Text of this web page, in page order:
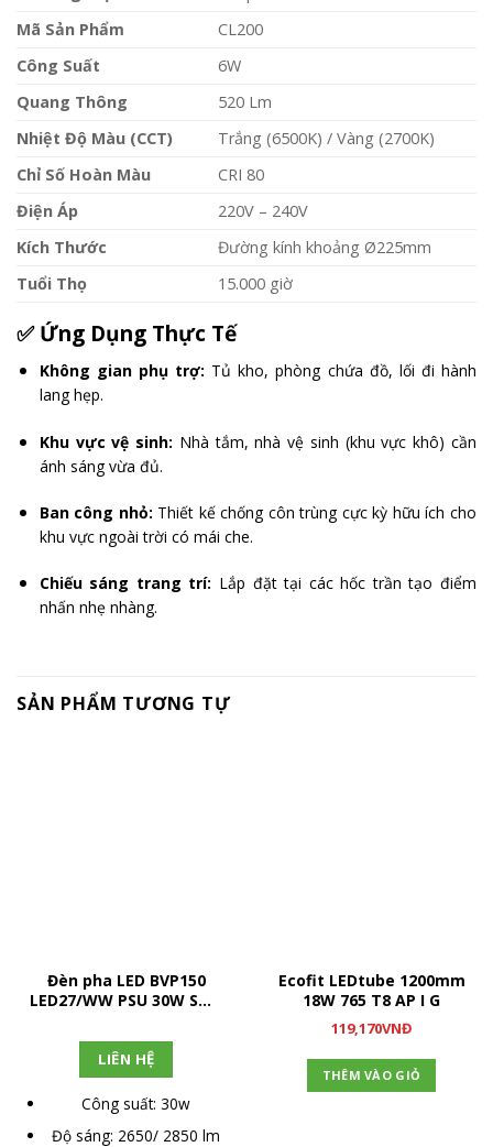
Mã Sản Phẩm
CL200
Công Suất
6W
Quang Thông
520 Lm
Nhiệt Độ Màu (CCT)
Trắng (6500K) / Vàng (2700K)
Chỉ Số Hoàn Màu
CRI 80
Điện Áp
220V – 240V
Kích Thước
Đường kính khoảng Ø225mm
Tuổi Thọ
15.000 giờ
✅Ứng Dụng Thực Tế
Không gian phụ trợ: Tủ kho, phòng chứa đồ, lối đi hành
lang hẹp.
Khu vực vệ sinh: Nhà tắm, nhà vệ sinh (khu vực khô) cần
ánh sáng vừa đủ.
Ban công nhỏ: Thiết kế chống côn trùng cực kỳ hữu ích cho
khu vực ngoài trời có mái che.
Chiếu sáng trang trí: Lắp đặt tại các hốc trần tạo điểm
nhấn nhẹ nhàng.
SẢN PHẨM TƯƠNG TỰ
Đèn pha LED BVP150
LED27/WW PSU 30W SWB
LIÊN HỆ
Công suất: 30w
Độ sáng: 2650/ 2850 lm
Ecofit LEDtube 1200mm
18W 765 T8 AP I G
119,170VNĐ
THÊM VÀO GIỎ